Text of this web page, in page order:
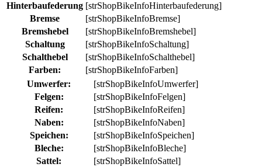
Hinterbaufederung [strShopBikeInfoHinterbaufederung]
Bremse
[strShopBikeInfoBremse]
Bremshebel
[strShopBikeInfoBremshebel]
Schaltung
[strShopBikeInfoSchaltung]
Schalthebel
[strShopBikeInfoSchalthebel]
Farben:
[strShopBikeInfoFarben]
Umwerfer:
[strShopBikeInfoUmwerfer]
Felgen:
[strShopBikeInfoFelgen]
Reifen:
[strShopBikeInfoReifen]
Naben:
[strShopBikeInfoNaben]
Speichen:
[strShopBikeInfoSpeichen]
Bleche:
[strShopBikeInfoBleche]
Sattel:
[strShopBikeInfoSattel]